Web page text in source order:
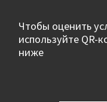
Чтобы оценить
используйте QR-
ниже